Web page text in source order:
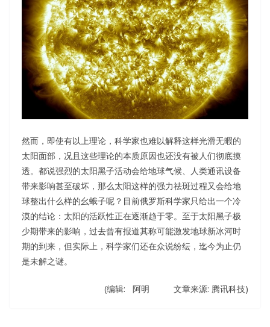
然而，即使有以上理论，科学家也难以解释这样光滑无暇的
太阳面部，况且这些理论的本质原因也还没有被人们彻底摸
透。都说强烈的太阳黑子活动会给地球气候、人类通讯设备
带来影响甚至破坏，那么太阳这样的强力祛斑过程又会给地
球整出什么样的幺蛾子呢？目前俄罗斯科学家只给出一个冷
漠的结论：太阳的活跃性正在逐渐趋于零。至于太阳黑子极
少期带来的影响，过去曾有报道其称可能激发地球新冰河时
期的到来，但实际上，科学家们还在众说纷纭，迄今为止仍
是未解之谜。
(编辑: 阿明 文章来源: 腾讯科技)